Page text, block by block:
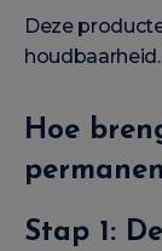
Deze
houdbaarheid.
Hoe
Stap 1: